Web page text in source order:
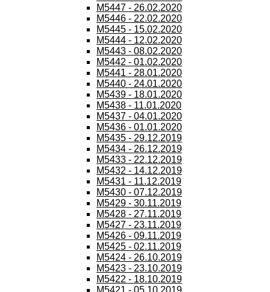
M5447 - 26.02.2020
M5446 - 22.02.2020
M5445 - 15.02.2020
M5444 - 12.02.2020
M5443 - 08.02.2020
M5442 - 01.02.2020
M5441 - 28.01.2020
M5440 - 24.01.2020
M5439 - 18.01.2020
M5438 - 11.01.2020
M5437 - 04.01.2020
M5436 - 01.01.2020
M5435 - 29.12.2019
M5434 - 26.12.2019
M5433 - 22.12.2019
M5432 - 14.12.2019
M5431 - 11.12.2019
M5430 - 07.12.2019
M5429 - 30.11.2019
M5428 - 27.11.2019
M5427 - 23.11.2019
M5426 - 09.11.2019
M5425 - 02.11.2019
M5424 - 26.10.2019
M5423 - 23.10.2019
M5422 - 18.10.2019
M5421 - 05.10.2019